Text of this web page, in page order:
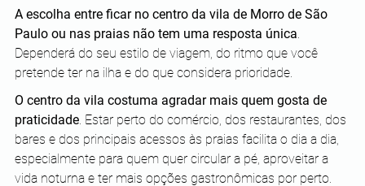
A escolha entre ficar no centro da vila de Morro de São
Paulo ou nas praias não tem uma resposta única
Dependerá do seu estilo de viagem, do ritmo que você
pretende ter na ilha e do que considera prioridade.
O centro da vila costuma agradar mais quem gosta de
praticidade . Estar perto do comércio, dos restaurantes, dos
bares e dos principais acessos às praias facilita o dia a dia,
especialmente para quem quer circular a pé, aproveitar a
vida noturna e ter mais opções gastronômicas por perto.